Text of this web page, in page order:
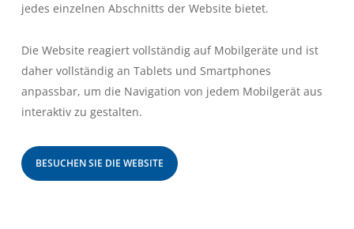
jedes einzelnen Abschnitts der Website bietet.
Die Website reagiert vollständig auf Mobilgeräte und ist
daher vollständig an Tablets und Smartphones
anpassbar, um die Navigation von jedem Mobilgerät aus
interaktiv zu gestalten.
BESUCHEN SIE DIE WEBSITE